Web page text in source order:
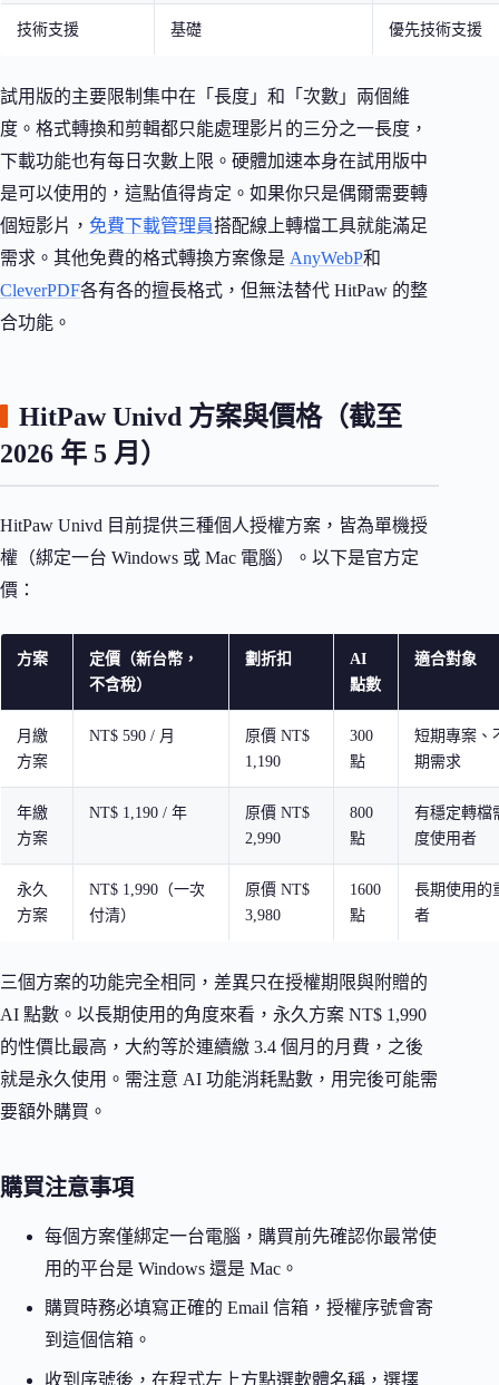
技術支援 基礎 優先技術支援
試用版的主要限制集中在「長度」和「次數」兩個維
度。格式轉換和剪輯都只能處理影片的三分之一長度，
下載功能也有每日次數上限。硬體加速本身在試用版中
是可以使用的，這點值得肯定。如果你只是偶爾需要轉
個短影片， 免費下載管理員搭配線上轉檔工具就能滿足
需求。其他免費的格式轉換方案像是 AnyWebP和
CleverPDF各有各的擅長格式，但無法替代 HitPaw 的整
合功能。
HitPaw Univd 方案與價格（截至
2026 年 5 月）
HitPaw Univd 目前提供三種個人授權方案，皆為單機授
權（綁定一台 Windows 或 Mac 電腦）。以下是官方定
價：
方案
定價（新台幣，
不含稅）
劃折扣
AI
點數
適合對象
月繳
方案
NT$ 590 / 月
原價 NT$
1,190
300
點
短期專案、
期需求
年繳
方案
NT$ 1,190 / 年
原價 NT$
2,990
800
點
有穩定轉檔
度使用者
永久
方案
NT$ 1,990（一次
付清）
原價 NT$
3,980
1600
點
長期使用的
者
三個方案的功能完全相同，差異只在授權期限與附贈的
AI 點數。以長期使用的角度來看，永久方案 NT$ 1,990
的性價比最高，大約等於連續繳 3.4 個月的月費，之後
就是永久使用。需注意 AI 功能消耗點數，用完後可能需
要額外購買。
購買注意事項
每個方案僅綁定一台電腦，購買前先確認你最常使
用的平台是 Windows 還是 Mac。
購買時務必填寫正確的 Email 信箱，授權序號會寄
到這個信箱。
收到序號後，在程式左上方點選軟體名稱，選擇